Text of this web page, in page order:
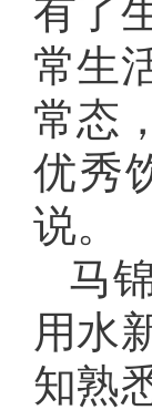
有了
常生
常态
优秀
说。
马
用水
知熟